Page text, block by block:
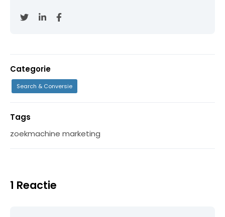
Categorie
Search & Conversie
Tags
zoekmachine marketing
1 Reactie